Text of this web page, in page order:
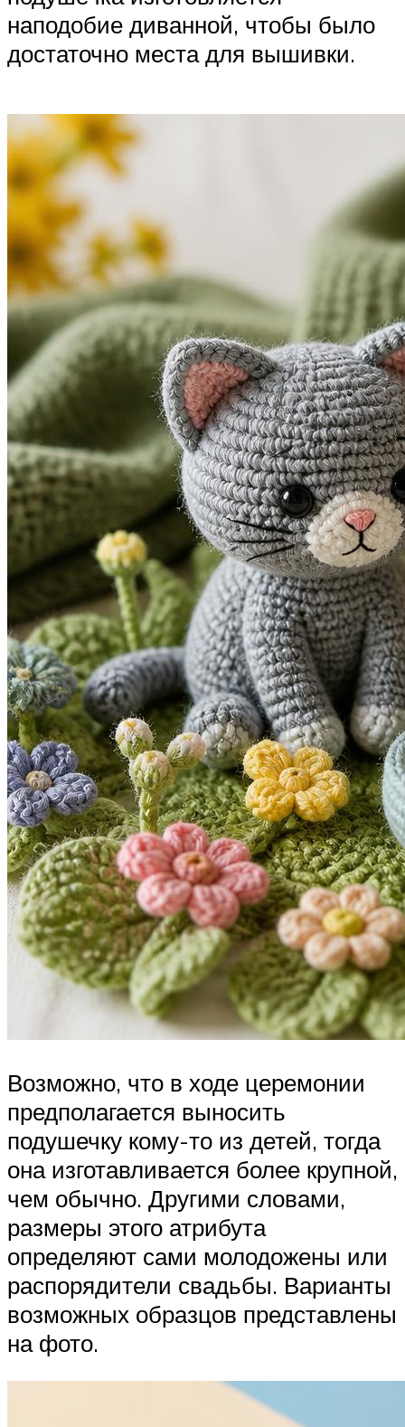
наподобие диванной, чтобы было
достаточно места для вышивки.
Возможно, что в ходе церемонии
предполагается выносить
подушечку кому-то из детей, тогда
она изготавливается более крупной,
чем обычно. Другими словами,
размеры этого атрибута
определяют сами молодожены или
распорядители свадьбы. Варианты
возможных образцов представлены
на фото.